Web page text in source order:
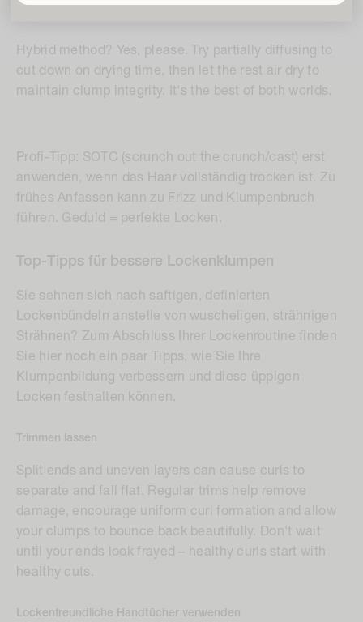
Hybrid method? Yes, please. Try partially diffusing to
cut down on drying time, then let the rest air dry to
maintain clump integrity. It's the best of both worlds.
Profi-Tipp: SOTC (scrunch out the crunch/cast) erst
anwenden, wenn das Haar vollständig trocken ist. Zu
frühes Anfassen kann zu Frizz und Klumpenbruch
führen. Geduld = perfekte Locken.
Top-Tipps für bessere Lockenklumpen
Sie sehnen sich nach saftigen, definierten
Lockenbündeln anstelle von wuscheligen, strähnigen
Strähnen? Zum Abschluss Ihrer Lockenroutine finden
Sie hier noch ein paar Tipps, wie Sie Ihre
Klumpenbildung verbessern und diese üppigen
Locken festhalten können.
Trimmen lassen
Split ends and uneven layers can cause curls to
separate and fall flat. Regular trims help remove
damage, encourage uniform curl formation and allow
your clumps to bounce back beautifully. Don't wait
until your ends look frayed – healthy curls start with
healthy cuts.
Lockenfreundliche Handtücher verwenden